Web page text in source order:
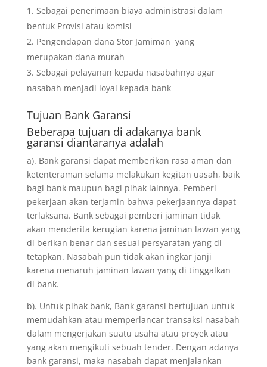
Sebagai penerimaan biaya administrasi dalam
bentuk Provisi atau komisi
Pengendapan dana Stor Jamiman yang
merupakan dana murah
Sebagai pelayanan kepada nasabahnya agar
nasabah menjadi loyal kepada bank
Tujuan Bank Garansi
Beberapa tujuan di adakanya bank
garansi diantaranya adalah
a). Bank garansi dapat memberikan rasa aman dan
ketenteraman selama melakukan kegitan uasah, baik
bagi bank maupun bagi pihak lainnya. Pemberi
pekerjaan akan terjamin bahwa pekerjaannya dapat
terlaksana. Bank sebagai pemberi jaminan tidak
akan menderita kerugian karena jaminan lawan yang
di berikan benar dan sesuai persyaratan yang di
tetapkan. Nasabah pun tidak akan ingkar janji
karena menaruh jaminan lawan yang di tinggalkan
di bank.
b). Untuk pihak bank, Bank garansi bertujuan untuk
memudahkan atau memperlancar transaksi nasabah
dalam mengerjakan suatu usaha atau proyek atau
yang akan mengikuti sebuah tender. Dengan adanya
bank garansi, maka nasabah dapat menjalankan